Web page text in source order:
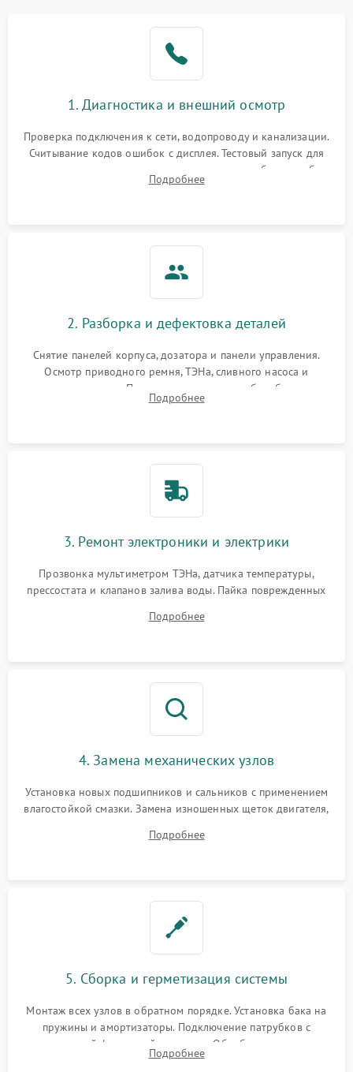
1. Диагностика и внешний осмотр
Проверка подключения к сети, водопроводу и канализации.
Считывание кодов ошибок с дисплея. Тестовый запуск для
выявления посторонних шумов, протечек или сбоев в работе
электронного модуля управления.
Подробнее
2. Разборка и дефектовка деталей
Снятие панелей корпуса, дозатора и панели управления.
Осмотр приводного ремня, ТЭНа, сливного насоса и
амортизаторов. Проверка подшипников барабана и
крестовины на износ, а манжеты люка на разрывы.
Подробнее
3. Ремонт электроники и электрики
Прозвонка мультиметром ТЭНа, датчика температуры,
прессостата и клапанов залива воды. Пайка поврежденных
Восстановление целостности проводки и контактов.
Подробнее
4. Замена механических узлов
Установка новых подшипников и сальников с применением
влагостойкой смазки. Замена изношенных щеток двигателя,
или поврежденной резиновой манжеты.
Подробнее
5. Сборка и герметизация системы
Монтаж всех узлов в обратном порядке. Установка бака на
пружины и амортизаторы. Подключение патрубков с
надежной фиксацией хомутами. Обработка стыков
герметиком для предотвращения возможных протечек воды.
Подробнее